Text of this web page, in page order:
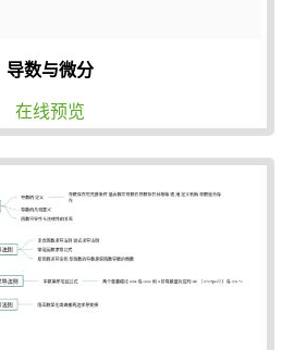
导数与微分
在线预览